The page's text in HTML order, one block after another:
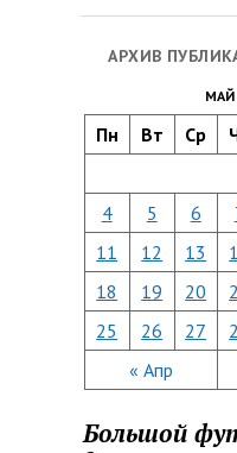
АРХИВ
МАЙ
Пн Вт Ср
« Апр
4
5 6
11
12 13
18
19 20
25
26 27
Большой